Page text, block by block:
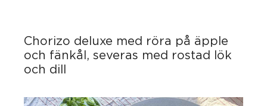
Chorizo deluxe med röra på äpple
och fänkål, severas med rostad lök
och dill